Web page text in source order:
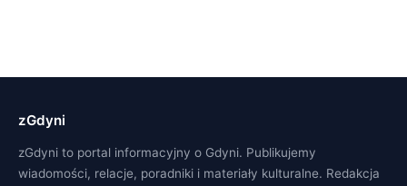
zGdyni
zGdyni to portal informacyjny o Gdyni. Publikujemy
wiadomości, relacje, poradniki i materiały kulturalne. Redakcja